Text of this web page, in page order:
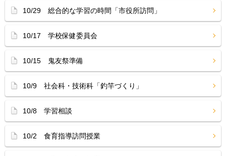
10/29 総合的な学習の時間「市役所訪問」
10/17 学校保健委員会
10/15 鬼友祭準備
10/9 社会科・技術科「釣竿づくり」
10/8 学習相談
10/2 食育指導訪問授業